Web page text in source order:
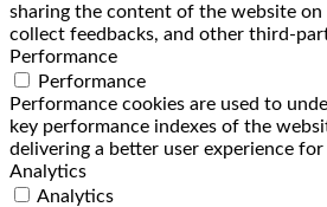
sharing the content of the website on
collect feedbacks, and other third-
Performance
Performance
Performance cookies are used to
key performance indexes of the
delivering a better user experience
Analytics
Analytics